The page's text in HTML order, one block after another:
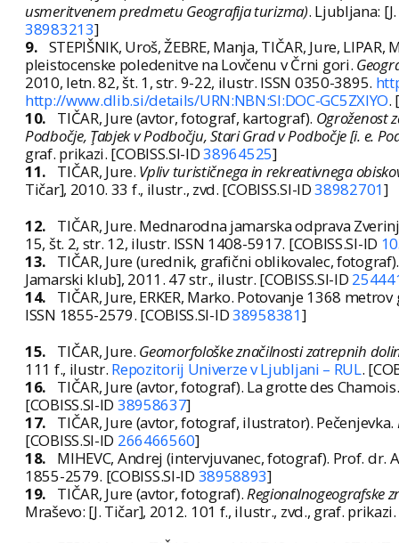
usmeritvenem predmetu Geografija turizma). Ljubljana:
38983213]
9. STEPIŠNIK, Uroš, ŽEBRE, Manja, TIČAR, Jure,
pleistocenske poledenitve na Lovčenu v Črni gori.
2010, letn. 82, št. 1, str. 9-22, ilustr. ISSN 0350-3895.
http://www.dlib.si/details/URN:NBN:SI:DOC-GC5ZXIYO.
10.
TIČAR, Jure (avtor, fotograf, kartograf). Ogroženost
Podbočje, Ţabjek v Podbočju, Stari Grad v Podbočje [i. e.
graf. prikazi. [COBISS.SI-ID38964525]
11.
TIČAR, Jure. Vpliv turističnega in rekreativnega
Tičar], 2010. 33 f., ilustr., zvd. [COBISS.SI-ID38982701]
12.
TIČAR, Jure. Mednarodna jamarska odprava
15, št. 2, str. 12, ilustr. ISSN 1408-5917. [COBISS.SI-ID
13.
TIČAR, Jure (urednik, grafični oblikovalec,
Jamarski klub], 2011. 47 str., ilustr. [COBISS.SI-ID
14.
TIČAR, Jure, ERKER, Marko. Potovanje 1368
ISSN 1855-2579. [COBISS.SI-ID38958381]
15.
TIČAR, Jure. Geomorfološke značilnosti zatrepnih
111 f., ilustr. Repozitorij Univerze v Ljubljani – RUL.
16.
TIČAR, Jure (avtor, fotograf). La grotte des
[COBISS.SI-ID 38958637]
17.
TIČAR, Jure (avtor, fotograf, ilustrator). Pečenjevka.
[COBISS.SI-ID 266466560]
18.
MIHEVC, Andrej (intervjuvanec, fotograf). Prof. dr.
1855-2579. [COBISS.SI-ID 38958893]
19.
TIČAR, Jure (avtor, fotograf).Regionalnogeografske
Mraševo: [J. Tičar], 2012. 101 f., ilustr., zvd., graf. prikazi.